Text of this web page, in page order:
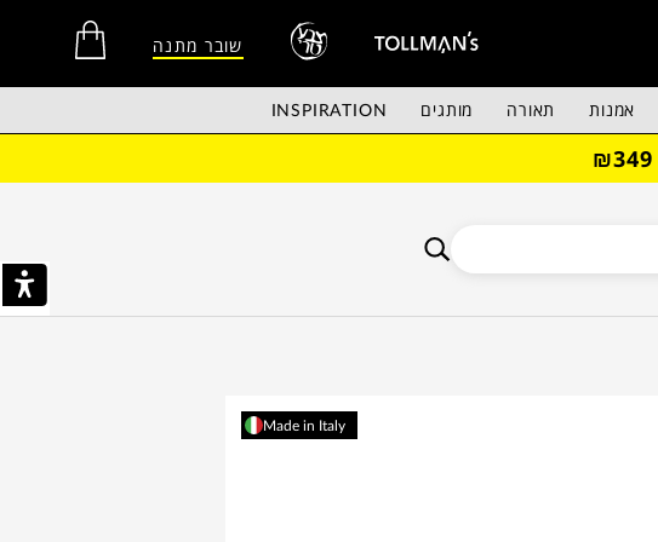
שובר מתנה
אמנות תאורה מותגים INSPIRATION
₪349
Made in Italy